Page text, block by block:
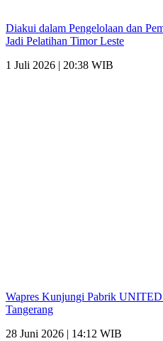
Diakui dalam Pengelolaan dan
Jadi Pelatihan Timor Leste
1 Juli 2026 | 20:38 WIB
Wapres Kunjungi Pabrik
Tangerang
28 Juni 2026 | 14:12 WIB